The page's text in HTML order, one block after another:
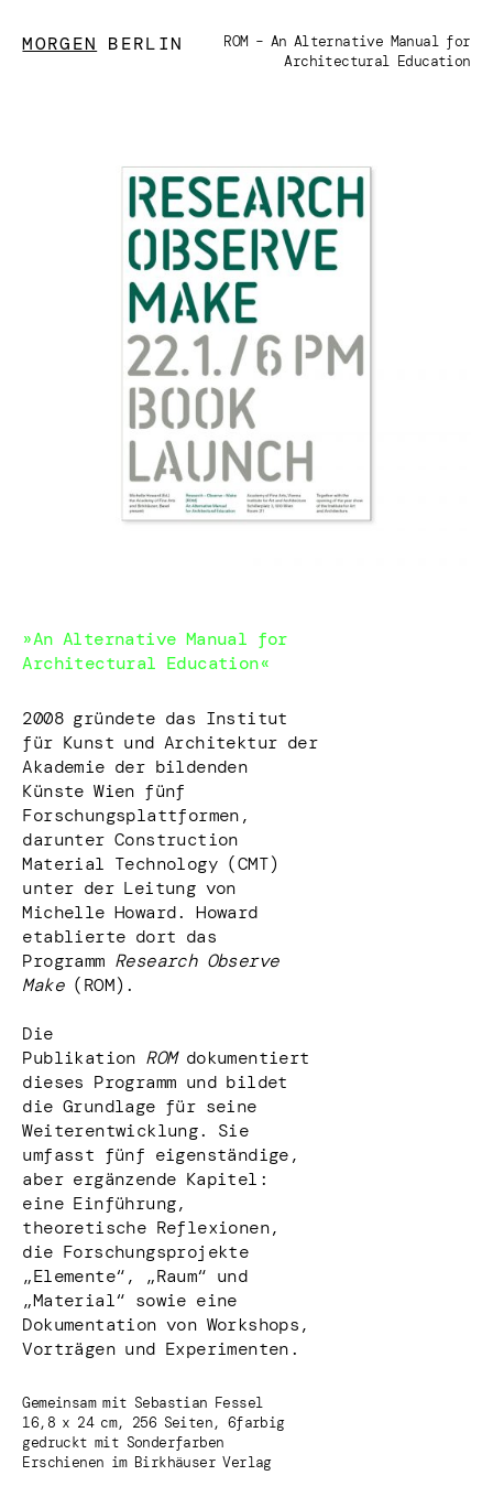
MORGEN BERLIN
ROM – An Alternative Manual for
Architectural Education
»An Alternative Manual for
Architectural Education«
2008 gründete das Institut
für Kunst und Architektur der
Akademie der bildenden
Künste Wien fünf
Forschungsplattformen,
darunter Construction
Material Technology (CMT)
unter der Leitung von
Michelle Howard. Howard
etablierte dort das
Programm Research Observe
Make(ROM).
Die
Publikation ROMdokumentiert
dieses Programm und bildet
die Grundlage für seine
Weiterentwicklung. Sie
umfasst fünf eigenständige,
aber ergänzende Kapitel:
eine Einführung,
theoretische Reflexionen,
die Forschungsprojekte
„Elemente“, „Raum“ und
„Material“ sowie eine
Dokumentation von Workshops,
Vorträgen und Experimenten.
Gemeinsam mit Sebastian Fessel
16,8 x 24 cm, 256 Seiten, 6farbig
gedruckt mit Sonderfarben
Erschienen im Birkhäuser Verlag